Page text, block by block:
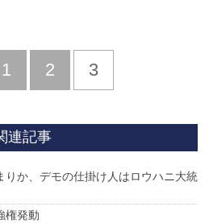
前
1 2 3
連記事
りか、デモの仕掛け人はロウハニ大統
権発動